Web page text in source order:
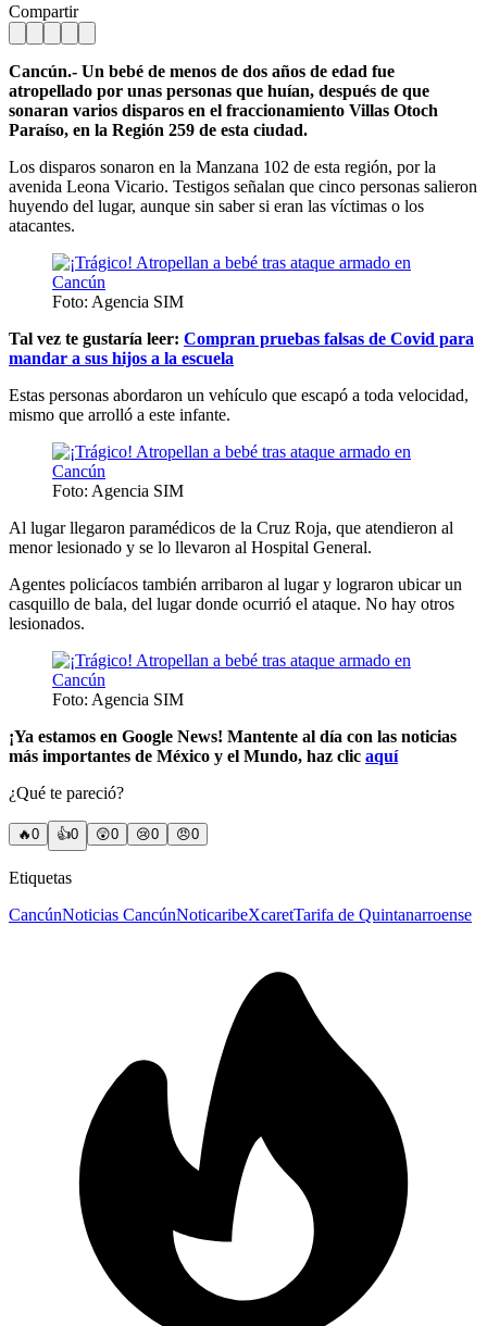
Compartir
Cancún.- Un bebé de menos de dos años de edad fue
atropellado por unas personas que huían, después de que
sonaran varios disparos en el fraccionamiento Villas Otoch
Paraíso, en la Región 259 de esta ciudad.
Los disparos sonaron en la Manzana 102 de esta región, por la
avenida Leona Vicario. Testigos señalan que cinco personas salieron
huyendo del lugar, aunque sin saber si eran las víctimas o los
atacantes.
Foto: Agencia SIM
Tal vez te gustaría leer: Compran pruebas falsas de Covid para
mandar a sus hijos a la escuela
Estas personas abordaron un vehículo que escapó a toda velocidad,
mismo que arrolló a este infante.
Foto: Agencia SIM
Al lugar llegaron paramédicos de la Cruz Roja, que atendieron al
menor lesionado y se lo llevaron al Hospital General.
Agentes policíacos también arribaron al lugar y lograron ubicar un
casquillo de bala, del lugar donde ocurrió el ataque. No hay otros
lesionados.
Foto: Agencia SIM
¡Ya estamos en Google News! Mantente al día con las noticias
más importantes de México y el Mundo, haz clic aquí
¿Qué te pareció?
🔥0 👍0 😲0 😢0 😠0
Etiquetas
CancúnNoticias CancúnNoticaribeXcaretTarifa de Quintanarroense